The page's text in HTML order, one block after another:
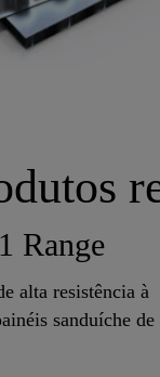
Range
alta resistência à
sanduíche de